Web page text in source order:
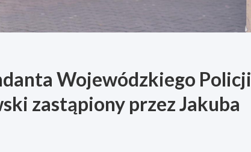
Wojewódzkiego Policji
zastąpiony przez Jakuba